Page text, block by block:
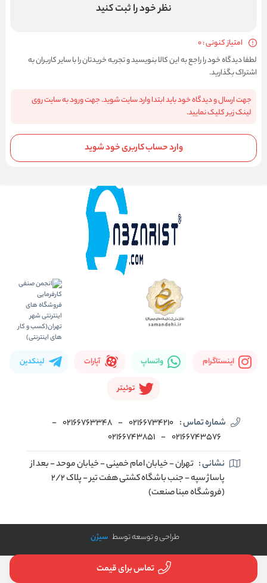
تماس برای قیمت
نظر خود را ثبت کنید
امتیاز کنونی : 0
لطفا دیدگاه خود را راجع به این کالا بنویسید و تجربه خریدتان را با سایر کاربران به
اشتراک بگذارید.
جهت ارسال و دیدگاه خود باید ابتدا وارد سایت شوید. جهت ورود به سایت روی
لینک زیر کلیک نمایید.
وارد حساب کاربری خود شوید
اینستاگرام واتساپ آپارات لینکدین
توئیتر
شماره تماس : 02166734210
-
02166763348
-
02166743576
-
02166743851
نشانی : تهران - خیابان امام خمینی - خیابان موحد - بعد از
پاساژ سپه - جنب باشگاه کشتی هفت تیر - پلاک 2/2
(فروشگاه مبنا صنعت)
طراحی و توسعه توسط سیژن